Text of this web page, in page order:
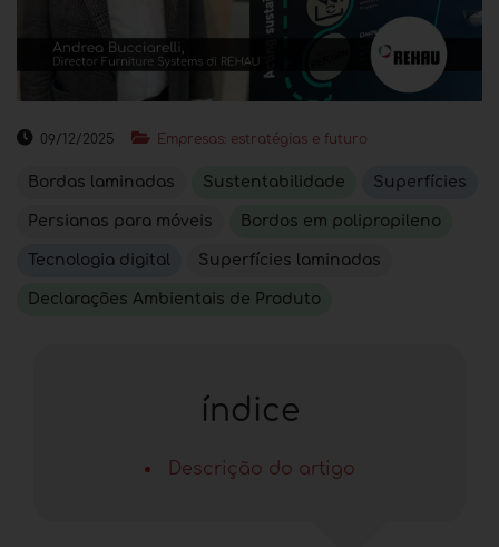
09/12/2025 Empresas: estratégias e futuro
Bordas laminadas Sustentabilidade Superfícies
Persianas para móveis Bordos em polipropileno
Tecnologia digital Superfícies laminadas
Declarações Ambientais de Produto
índice
Descrição do artigo